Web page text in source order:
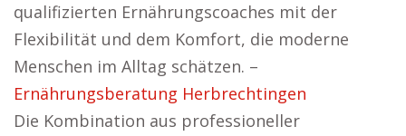
qualifizierten Ernährungscoaches mit der
Flexibilität und dem Komfort, die moderne
Menschen im Alltag schätzen. –
Ernährungsberatung Herbrechtingen
Die Kombination aus professioneller